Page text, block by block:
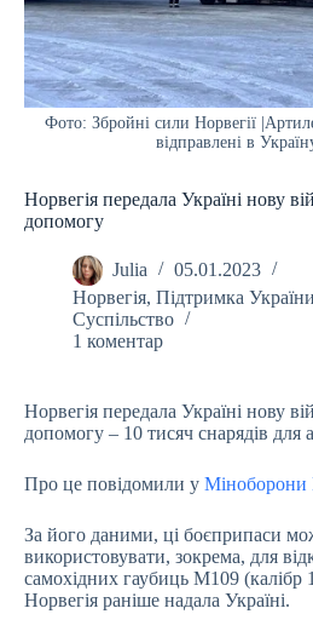
Фото: Збройні сили Норвегії
відправлені в
Норвегія передала Україні нову
допомогу
Julia
05.01.2023
Норвегія, Підтримка України
Суспільство
1 коментар
Норвегія передала Україні нову
допомогу – 10 тисяч снарядів для
Про це повідомили у Міноборони
За його даними, ці боєприпаси
використовувати, зокрема, для
самохідних гаубиць M109 (калібр
Норвегія раніше надала Україні.